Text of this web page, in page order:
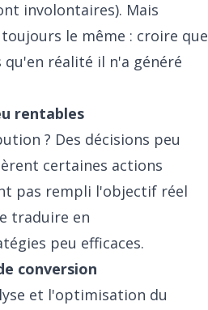
involontaires). Mais
le même : croire que
qu'en réalité il n'a généré
rentables
? Des décisions peu
certaines actions
pas rempli l'objectif réel
traduire en
peu efficaces.
conversion
et l'optimisation du